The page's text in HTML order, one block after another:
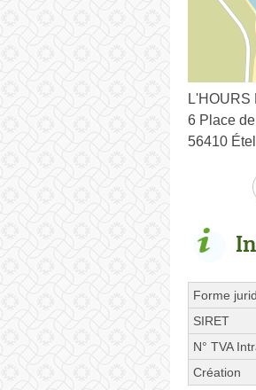
L'HOURS
6 Place
56410 Étel
Forme
SIRET
N° TVA
Création